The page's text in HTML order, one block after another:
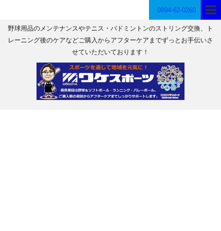
0894-62-0260
野球用品のメンテナンスやテニス・バドミントンのストリング交換、ト
レーニング後のケアなどご購入からアフターケアまでずっとお手伝いさ
せていただいております！